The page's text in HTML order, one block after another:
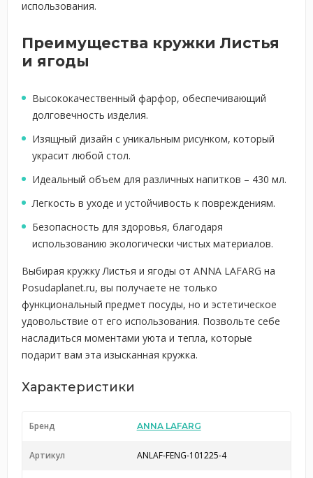
использования.
Преимущества кружки Листья
и ягоды
Высококачественный фарфор, обеспечивающий
долговечность изделия.
Изящный дизайн с уникальным рисунком, который
украсит любой стол.
Идеальный объем для различных напитков – 430 мл.
Легкость в уходе и устойчивость к повреждениям.
Безопасность для здоровья, благодаря
использованию экологически чистых материалов.
Выбирая кружку Листья и ягоды от ANNA LAFARG на
Posudaplanet.ru, вы получаете не только
функциональный предмет посуды, но и эстетическое
удовольствие от его использования. Позвольте себе
насладиться моментами уюта и тепла, которые
подарит вам эта изысканная кружка.
Характеристики
Бренд ANNA LAFARG
Артикул ANLAF-FENG-101225-4